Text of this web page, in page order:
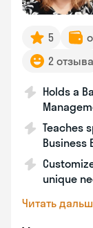
5
2 отзыва
Holds a
Teaches
Business
unique
Читать